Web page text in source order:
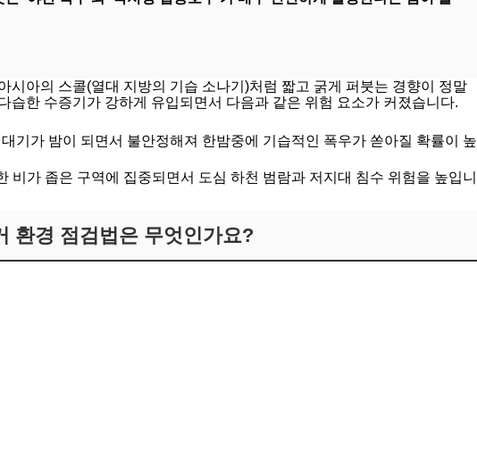
시아의 스콜(열대 지방의 기습 소나기)처럼 짧고 굵게 퍼붓는 경향이 정말
습한 수증기가 강하게 유입되면서 다음과 같은 위험 요소가 커졌습니다.
기가 밤이 되면서 불안정해져 한밤중에 기습적인 폭우가 쏟아질 확률이 높
비가 좁은 구역에 집중되면서 도심 하천 범람과 저지대 침수 위험을 높입니
환경 점검법은 무엇인가요?